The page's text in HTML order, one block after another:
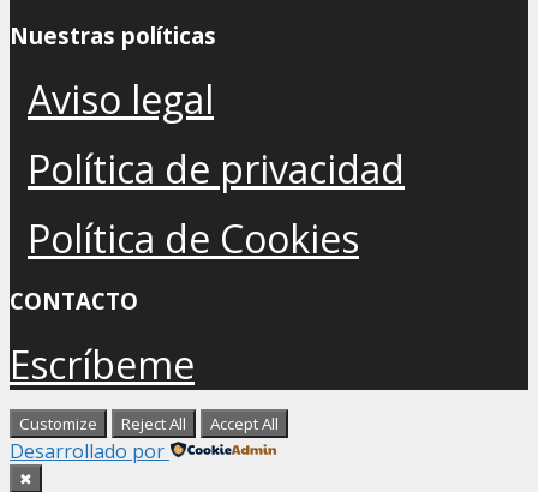
Nuestras políticas
Aviso legal
Política de privacidad
Política de Cookies
CONTACTO
Escríbeme
Customize Reject All Accept All
Desarrollado por
✖